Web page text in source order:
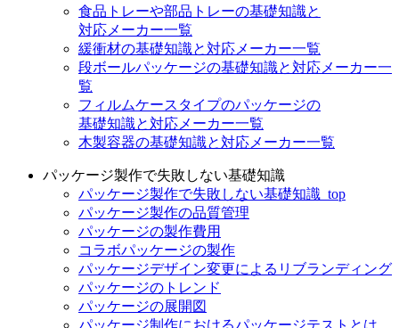
食品トレーや部品トレーの基礎知識と
対応メーカー一覧
緩衝材の基礎知識と対応メーカー一覧
段ボールパッケージの基礎知識と対応メーカー一
覧
フィルムケースタイプのパッケージの
基礎知識と対応メーカー一覧
木製容器の基礎知識と対応メーカー一覧
パッケージ製作で失敗しない基礎知識
パッケージ製作で失敗しない基礎知識_top
パッケージ製作の品質管理
パッケージの製作費用
コラボパッケージの製作
パッケージデザイン変更によるリブランディング
パッケージのトレンド
パッケージの展開図
パッケージ制作におけるパッケージテストとは